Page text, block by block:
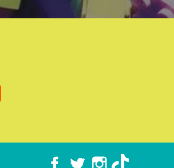
FacebookTwitter Instagram